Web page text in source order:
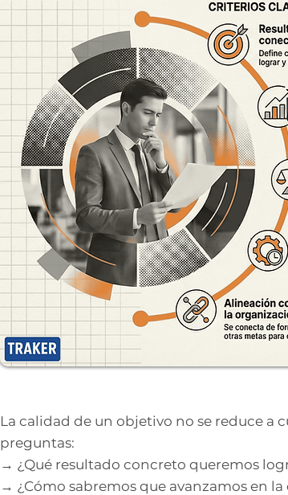
La calidad de un objetivo no se reduce
preguntas:
→ ¿Qué resultado concreto queremos
→ ¿Cómo sabremos que avanzamos en